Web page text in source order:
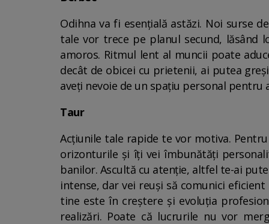
Odihna va fi esențială astăzi. Noi surse
tale vor trece pe planul secund, lăsând
amoros. Ritmul lent al muncii poate
decât de obicei cu prietenii, ai putea
aveți nevoie de un spațiu personal pentru
Taur
Acțiunile tale rapide te vor motiva.
orizonturile și îți vei îmbunătăți
banilor. Ascultă cu atenție, altfel te-ai
intense, dar vei reuși să comunici
tine este în creștere și evoluția
realizări. Poate că lucrurile nu vor